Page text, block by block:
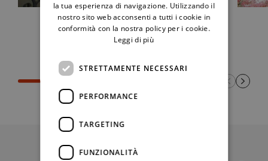
la tua esperienza di navigazione. Utilizzando il
nostro sito web acconsenti a tutti i cookie in
conformità con la nostra policy per i cookie.
Leggi di più
STRETTAMENTE NECESSARI
PERFORMANCE
TARGETING
FUNZIONALITÀ